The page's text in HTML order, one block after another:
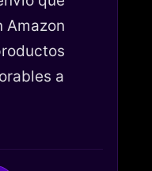
Amazon
a